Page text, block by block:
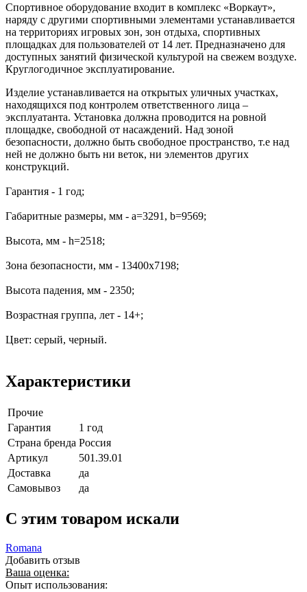
Спортивное оборудование входит в комплекс «Воркаут»,
наряду с другими спортивными элементами устанавливается
на территориях игровых зон, зон отдыха, спортивных
площадках для пользователей от 14 лет. Предназначено для
доступных занятий физической культурой на свежем воздухе.
Круглогодичное эксплуатирование.
Изделие устанавливается на открытых уличных участках,
находящихся под контролем ответственного лица –
эксплуатанта. Установка должна проводится на ровной
площадке, свободной от насаждений. Над зоной
безопасности, должно быть свободное пространство, т.е над
ней не должно быть ни веток, ни элементов других
конструкций.
Гарантия - 1 год;
Габаритные размеры, мм - a=3291, b=9569;
Высота, мм - h=2518;
Зона безопасности, мм - 13400х7198;
Высота падения, мм - 2350;
Возрастная группа, лет - 14+;
Цвет: серый, черный.
Характеристики
Прочие
Гарантия
1 год
Страна бренда Россия
Артикул
501.39.01
Доставка
да
Самовывоз
да
C этим товаром искали
Romana
Добавить отзыв
Ваша оценка:
Опыт использования: